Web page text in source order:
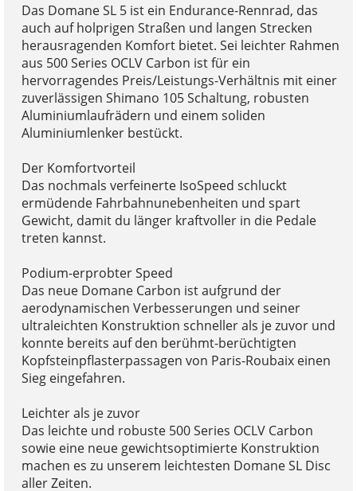
Das Domane SL 5 ist ein Endurance-Rennrad, das
auch auf holprigen Straßen und langen Strecken
herausragenden Komfort bietet. Sei leichter Rahmen
aus 500 Series OCLV Carbon ist für ein
hervorragendes Preis/Leistungs-Verhältnis mit einer
zuverlässigen Shimano 105 Schaltung, robusten
Aluminiumlaufrädern und einem soliden
Aluminiumlenker bestückt.
Der Komfortvorteil
Das nochmals verfeinerte IsoSpeed schluckt
ermüdende Fahrbahnunebenheiten und spart
Gewicht, damit du länger kraftvoller in die Pedale
treten kannst.
Podium-erprobter Speed
Das neue Domane Carbon ist aufgrund der
aerodynamischen Verbesserungen und seiner
ultraleichten Konstruktion schneller als je zuvor und
konnte bereits auf den berühmt-berüchtigten
Kopfsteinpflasterpassagen von Paris-Roubaix einen
Sieg eingefahren.
Leichter als je zuvor
Das leichte und robuste 500 Series OCLV Carbon
sowie eine neue gewichtsoptimierte Konstruktion
machen es zu unserem leichtesten Domane SL Disc
aller Zeiten.